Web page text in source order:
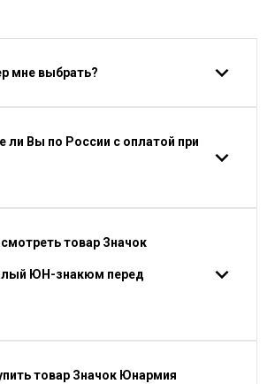
мне выбрать?
ли Вы по России с оплатой при
товар Значок
ЮН-знакюм перед
товар Значок Юнармия